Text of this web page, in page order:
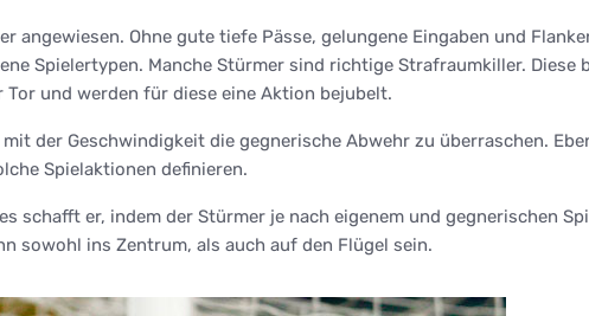
Ohne gute tiefe Pässe, gelungene Eingaben und
Spielertypen. Manche Stürmer sind richtige Strafraumkiller. Diese
und werden für diese eine Aktion bejubelt.
der Geschwindigkeit die gegnerische Abwehr zu überraschen.
Spielaktionen definieren.
schafft er, indem der Stürmer je nach eigenem und gegnerischen
sowohl ins Zentrum, als auch auf den Flügel sein.